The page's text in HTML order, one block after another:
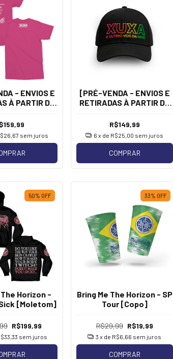
- ENVIOS E
À PARTIR DE
sem juros
[PRÉ-VENDA - ENVIOS E
RETIRADAS À PARTIR DE
[Boné]
R$149,99
6 x de R$25,00 sem juros
COMPRAR
50% OFF
Horizon -
[Moletom]
R$199,99
sem juros
33% OFF
Bring Me The Horizon - SP
Tour [Copo]
R$29,99 R$19,99
3 x de R$6,66 sem juros
COMPRAR